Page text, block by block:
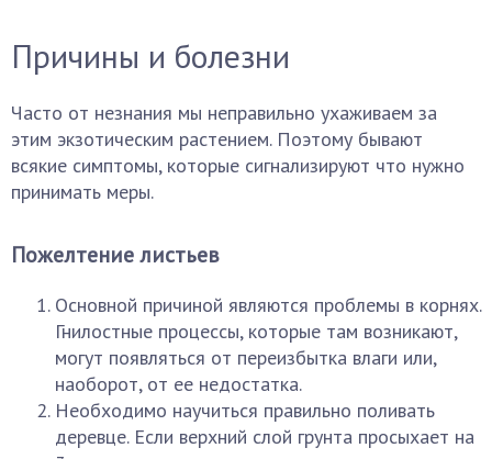
Причины и болезни
Часто от незнания мы неправильно ухаживаем за
этим экзотическим растением. Поэтому бывают
всякие симптомы, которые сигнализируют что нужно
принимать меры.
Пожелтение листьев
Основной причиной являются проблемы в корнях.
Гнилостные процессы, которые там возникают,
могут появляться от переизбытка влаги или,
наоборот, от ее недостатка.
Необходимо научиться правильно поливать
деревце. Если верхний слой грунта просыхает на